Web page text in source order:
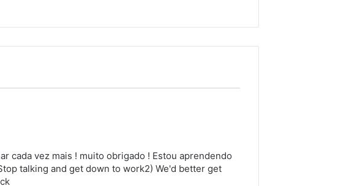
cada vez mais ! muito obrigado ! Estou aprendendo
talking and get down to work2) We'd better get